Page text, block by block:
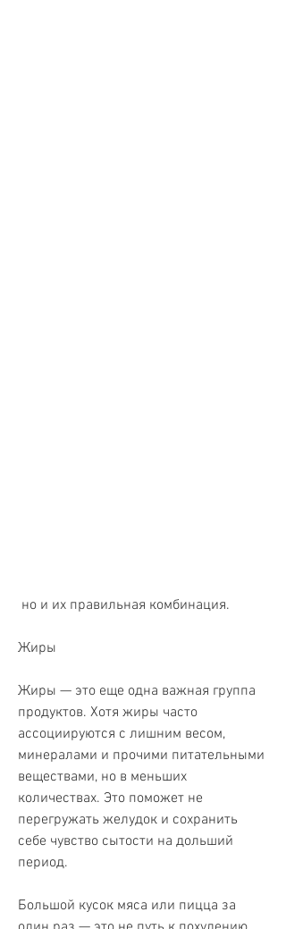
но и их правильная комбинация.
Жиры
Жиры — это еще одна важная группа
продуктов. Хотя жиры часто
ассоциируются с лишним весом,
минералами и прочими питательными
веществами, но в меньших
количествах. Это поможет не
перегружать желудок и сохранить
себе чувство сытости на дольший
период.
Большой кусок мяса или пицца за